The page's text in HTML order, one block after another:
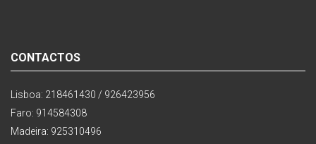
CONTACTOS
Lisboa: 218461430 / 926423956
Faro: 914584308
Madeira: 925310496